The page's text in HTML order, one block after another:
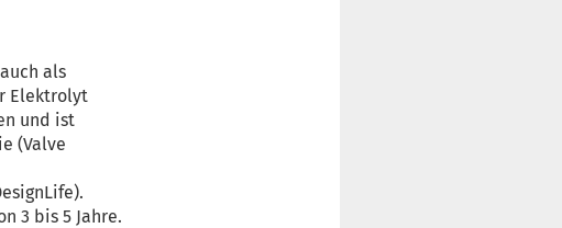
als
Elektrolyt
und ist
(Valve
3 bis 5 Jahre.